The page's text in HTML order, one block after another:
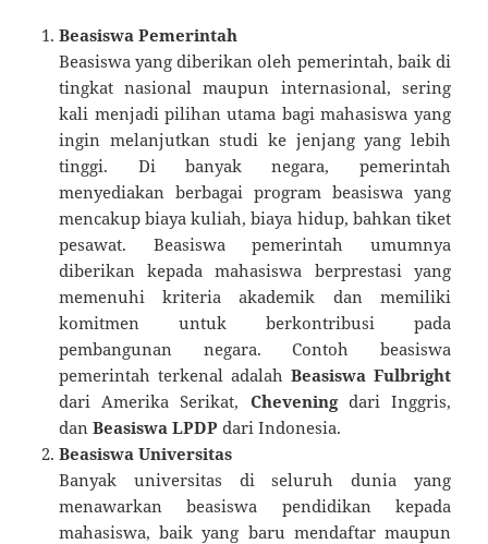
Beasiswa Pemerintah
Beasiswa yang diberikan oleh pemerintah, baik di
tingkat nasional maupun internasional, sering
kali menjadi pilihan utama bagi mahasiswa yang
ingin melanjutkan studi ke jenjang yang lebih
tinggi. Di banyak negara, pemerintah
menyediakan berbagai program beasiswa yang
mencakup biaya kuliah, biaya hidup, bahkan tiket
pesawat. Beasiswa pemerintah umumnya
diberikan kepada mahasiswa berprestasi yang
memenuhi kriteria akademik dan memiliki
komitmen untuk berkontribusi pada
pembangunan negara. Contoh beasiswa
pemerintah terkenal adalah Beasiswa Fulbright
dari Amerika Serikat, Cheveningdari Inggris,
danBeasiswa LPDP dari Indonesia.
Beasiswa Universitas
Banyak universitas di seluruh dunia yang
menawarkan beasiswa pendidikan kepada
mahasiswa, baik yang baru mendaftar maupun